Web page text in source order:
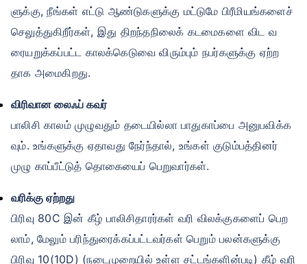
ளுக்கு, நீங்கள் எட்டு ஆண்டுகளுக்கு மட்டுமே பிரீமியங்களைச்
செலுத்துகிறீர்கள், இது திறந்தநிலைக் கடமைகளை விட வ
ரையறுக்கப்பட்ட காலக்கெடுவை விரும்பும் நபர்களுக்கு ஏற்ற
தாக அமைகிறது.
விரிவான லைஃப் கவர்
பாலிசி காலம் முழுவதும் தடையில்லா பாதுகாப்பை அனுபவிக்க
வும். உங்களுக்கு ஏதாவது நேர்ந்தால், உங்கள் குடும்பத்தினர்
முழு காப்பீட்டுத் தொகையைப் பெறுவார்கள்.
வரிக்கு ஏற்றது
பிரிவு 80C இன் கீழ் பாலிசிதாரர்கள் வரி விலக்குகளைப் பெற
லாம், மேலும் பரிந்துரைக்கப்பட்டவர்கள் பெறும் பலன்களுக்கு
பிரிவு 10(10D) (நடைமுறையில் உள்ள சட்டங்களின்படி) கீழ் வரி